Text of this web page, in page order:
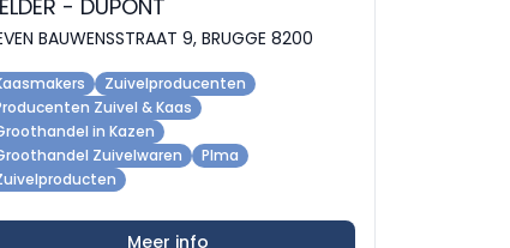
- DUPONT
BAUWENSSTRAAT 9, BRUGGE 8200
Zuivelproducenten
Zuivel & Kaas
in Kazen
Zuivelwaren
Plma
Meer info